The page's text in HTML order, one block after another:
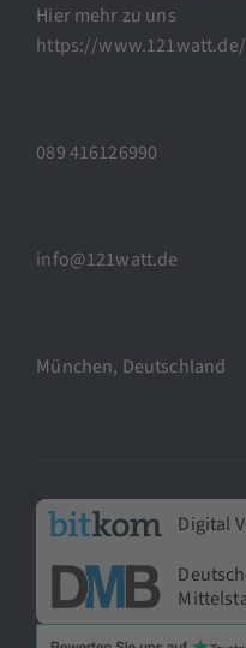
Hier mehr zu uns
https://
089 416126990
info@121watt.de
München, Deutschland
Digital